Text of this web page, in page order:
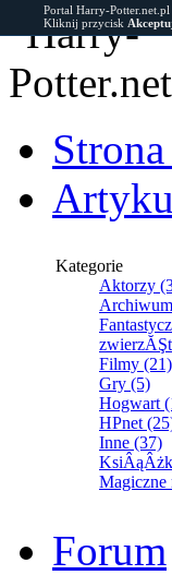
Kategorie
Aktorzy
Filmy (21)
Gry (5)
Hogwart
HPnet
Inne (37)
Magiczne
Forum
Portal Harry-
Kliknij przycisk